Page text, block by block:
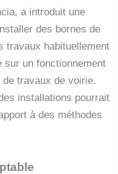
a introduit une
des bornes de
travaux habituellement
un fonctionnement
travaux de voirie.
installations pourrait
à des méthodes